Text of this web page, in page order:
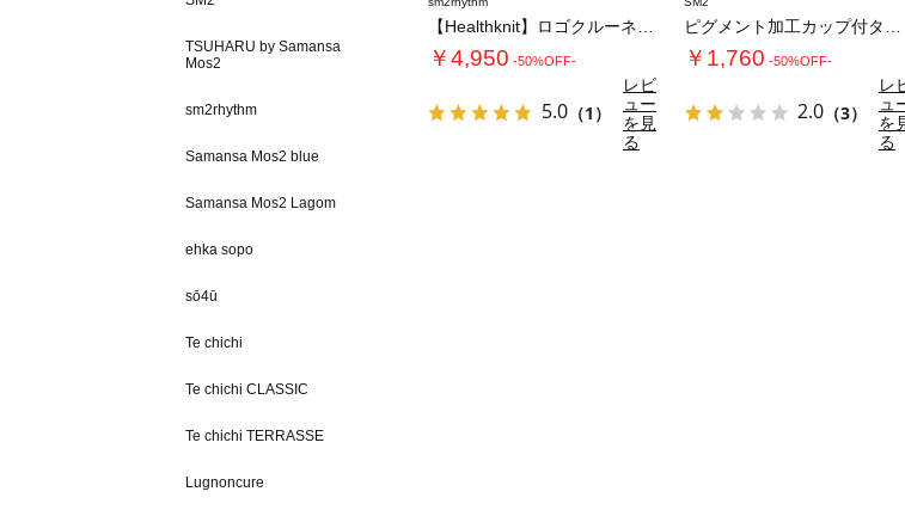
TSUHARU by Samansa
Mos2
sm2rhythm
Samansa Mos2 blue
Samansa Mos2 Lagom
ehka sopo
sō4ū
Te chichi
Te chichi CLASSIC
Te chichi TERRASSE
Lugnoncure
￥4,950 -50%OFF-
5.0 （1）
レビ
ュー
を見
る
￥1,760 -50%OFF-
2.0 （3）
レ
ュ
を
る